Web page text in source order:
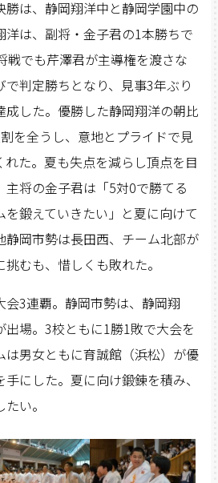
勝は、静岡翔洋中と静岡学園中の
洋は、副将・金子君の1本勝ちで
戦でも芹澤君が主導権を渡さな
判定勝ちとなり、見事3年ぶり
成した。優勝した静岡翔洋の朝比
を全うし、意地とプライドで見
た。夏も失点を減らし頂点を目
将の金子君は「5対0で勝てる
を鍛えていきたい」と夏に向けて
静岡市勢は長田西、チーム北部が
むも、惜しくも敗れた。
3連覇。静岡市勢は、静岡翔
出場。3校ともに1勝1敗で大会を
は男女ともに育誠館（浜松）が優
にした。夏に向け鍛錬を積み、
い。